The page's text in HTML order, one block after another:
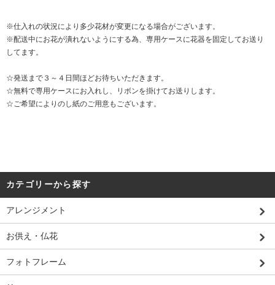
※仕入れの状況により多少花材が変更になる場合がございます。
※配送中にお花が潰れないようにする為、専用ケースに花器を固定してお送り
してます。
☆発送まで３～４日間ほどお待ちいただきます。
☆無料で専用ケースにお入れし、リボンを掛けてお送りします。
☆ご希望によりのし紙のご用意もございます。
カテゴリーから探す
アレンジメント
お供え・仏花
フォトフレーム